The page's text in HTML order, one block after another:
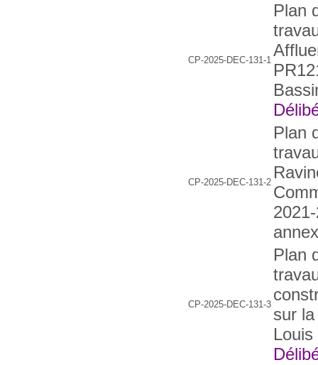
CP-2025-DEC-131-1
Plan
CP-2025-DEC-131-2
Plan
CP-2025-DEC-131-3
Plan
sur